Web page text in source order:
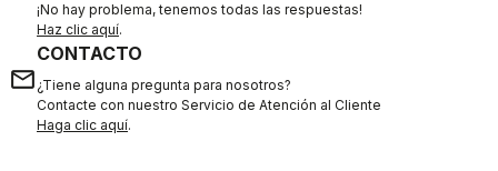
¡No hay problema, tenemos todas las respuestas!
Haz clic aquí.
email
CONTACTO
¿Tiene alguna pregunta para nosotros?
Contacte con nuestro Servicio de Atención al Cliente
Haga clic aquí.